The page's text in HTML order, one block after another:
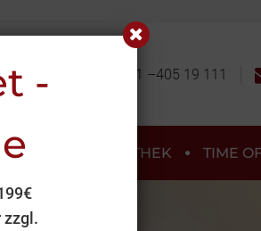
+49 (0) 991 –405 19 111
MEDIATHEK TIME
-
zzgl.